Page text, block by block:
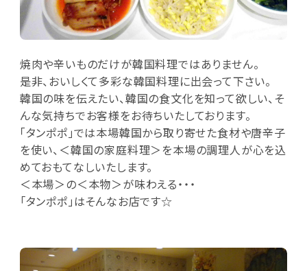
焼肉や辛いものだけが韓国料理ではありません。
是非、おいしくて多彩な韓国料理に出会って下さい。
韓国の味を伝えたい、韓国の食文化を知って欲しい、そ
んな気持ちでお客様をお待ちいたしております。
｢タンポポ｣では本場韓国から取り寄せた食材や唐辛子
を使い、＜韓国の家庭料理＞を本場の調理人が心を込
めておもてなしいたします。
＜本場＞の＜本物＞が味わえる・・・
「タンポポ」はそんなお店です☆